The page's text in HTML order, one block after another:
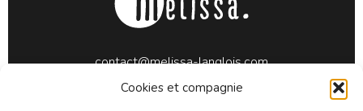
Cookies et compagnie
contact@melissa-langlois.com
06 71 21 18 51